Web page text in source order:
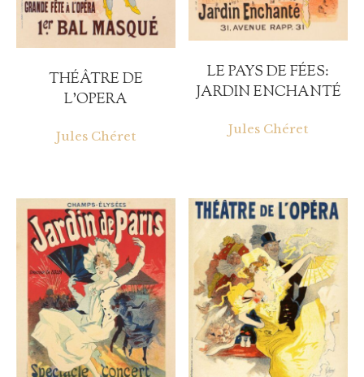
THÉÂTRE DE
L’OPERA
Jules Chéret
LE PAYS DE FÉES:
JARDIN ENCHANTÉ
Jules Chéret